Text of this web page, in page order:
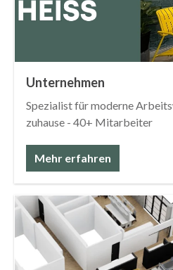
Unternehmen
Spezialist für moderne
zuhause - 40+ Mitarbeiter
Mehr erfahren